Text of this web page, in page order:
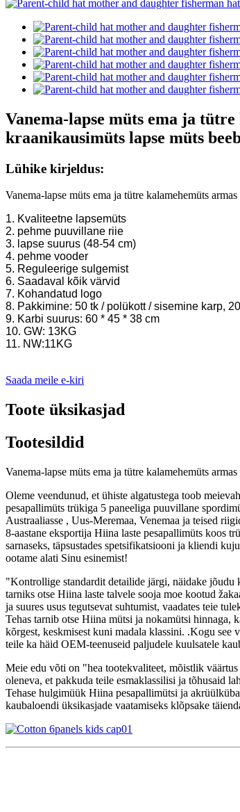
Vanema-lapse müts ema ja
kraanikausimüts lapse müts
Lühike kirjeldus:
Vanema-lapse müts ema ja tütre kalamehemüts
1. Kvaliteetne lapsemüts
2. pehme puuvillane riie
3. lapse suurus (48-54 cm)
4. pehme vooder
5. Reguleerige sulgemist
6. Saadaval kõik värvid
7. Kohandatud logo
8. Pakkimine: 50 tk / polükott / sisemine karp,
9. Karbi suurus: 60 * 45 * 38 cm
10. GW: 13KG
11. NW:11KG
Saada meile e-kiri
Toote üksikasjad
Tootesildid
Vanema-lapse müts ema ja tütre kalamehemüts
Oleme veendunud, et ühiste algatustega toob
pesapallimüts trükiga 5 paneeliga puuvillane
Austraaliasse , Uus-Meremaa, Venemaa ja teised
8-aastane eksportija Hiina laste pesapallimüts koos
sarnaseks, täpsustades spetsifikatsiooni ja kliendi
ootame alati Sinu esinemist!
"Kontrollige standardit detailide järgi, näidake jõudu
tarniks otse Hiina laste talvele sooja moe kootud
ja suures usus tegutsevat suhtumist, vaadates teie
Tehas tarnib otse Hiina mütsi ja nokamütsi hinnaga,
kõrgest, keskmisest kuni madala klassini. .Kogu
teile ka häid OEM-teenuseid paljudele kuulsatele
Meie edu võti on "hea tootekvaliteet, mõistlik
oleneva, et pakkuda teile esmaklassilisi ja tõhusaid
Tehase hulgimüük Hiina pesapallimütsi ja
kaubaloendi üksikasjade vaatamiseks klõpsake